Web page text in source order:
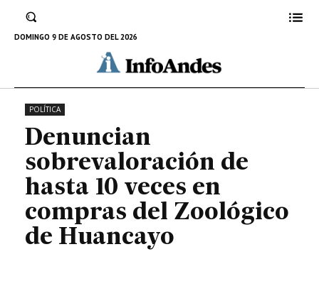
DOMINGO 9 DE AGOSTO DEL 2026
hasta 10 veces en compras del
Zoológico de Huancayo
21 DE ABRIL DE 2023
POLÍTICA
Denuncian
sobrevaloración de
hasta 10 veces en
compras del Zoológico
de Huancayo